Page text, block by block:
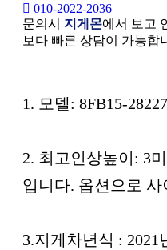
010-2022-2036
문의시 지게몬에서 보고
보다 빠른 상담이 가능합
본문
1. 모델: 8FB15-28227
2. 최고인상높이: 3
입니다. 옵션으로 사
3.지게차년식 : 2021